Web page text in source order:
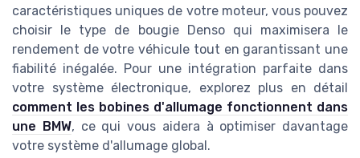
caractéristiques uniques de votre moteur, vous pouvez
choisir le type de bougie Denso qui maximisera le
rendement de votre véhicule tout en garantissant une
fiabilité inégalée. Pour une intégration parfaite dans
votre système électronique, explorez plus en détail
comment les bobines d'allumage fonctionnent dans
une BMW, ce qui vous aidera à optimiser davantage
votre système d'allumage global.